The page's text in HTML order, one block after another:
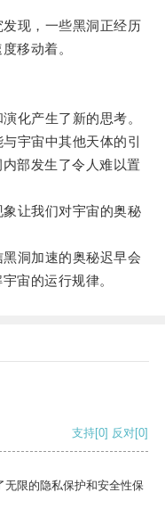
现，一些黑洞正经历
移动着。
产生了新的思考。
宇宙中其他天体的引
部发生了令人难以置
让我们对宇宙的奥秘
洞加速的奥秘迟早会
宙的运行规律。
支持[0] 反对[0]
限的隐私保护和安全性保